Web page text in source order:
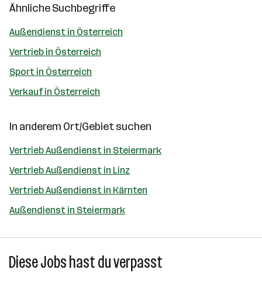
Ähnliche Suchbegriffe
Außendienst in Österreich
Vertrieb in Österreich
Sport in Österreich
Verkauf in Österreich
In anderem Ort/Gebiet suchen
Vertrieb Außendienst in Steiermark
Vertrieb Außendienst in Linz
Vertrieb Außendienst in Kärnten
Außendienst in Steiermark
Diese Jobs hast du verpasst